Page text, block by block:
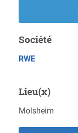
Société
RWE
Lieu(x)
Molsheim